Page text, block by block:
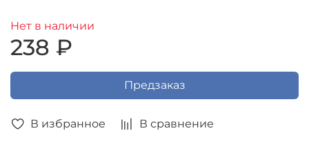
В избранное В сравнение
Нет в наличии
238 ₽
Предзаказ